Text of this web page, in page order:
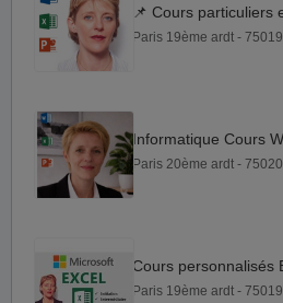
Paris 19ème ardt - 75019
Paris 20ème ardt - 75020
Paris 19ème ardt - 75019